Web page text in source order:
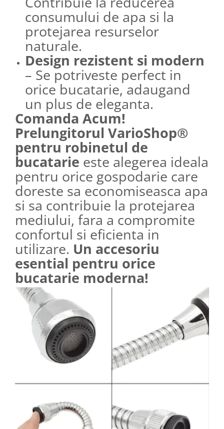
consumului de apa si la
protejarea resurselor
naturale.
Design rezistent si modern
– Se potriveste perfect in
orice bucatarie, adaugand
un plus de eleganta.
Comanda Acum!
Prelungitorul VarioShop®
pentru robinetul de
bucatarie este alegerea ideala
pentru orice gospodarie care
doreste sa economiseasca apa
si sa contribuie la protejarea
mediului, fara a compromite
confortul si eficienta in
utilizare. Un accesoriu
esential pentru orice
bucatarie moderna!